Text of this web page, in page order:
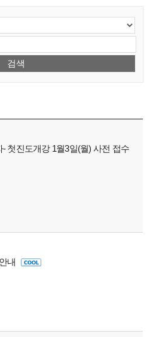
첫진도개강 1월3일(월) 사전 접수
내